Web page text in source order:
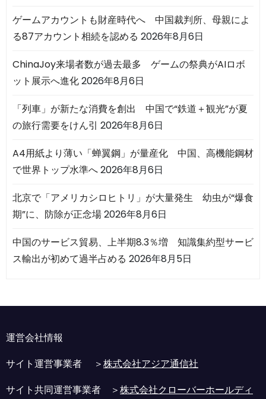
ゲームアカウントも財産時代へ 中国裁判所、母親によ
る87アカウント相続を認める 2026年8月6日
ChinaJoy来場者数が過去最多 ゲームの祭典がAIロボ
ット展示へ進化2026年8月6日
「列車」が新たな消費を創出 中国で“鉄道＋観光”が夏
の旅行需要をけん引 2026年8月6日
A4用紙より薄い「蝉翼鋼」が量産化 中国、高機能鋼材
で世界トップ水準へ2026年8月6日
北京で「アメリカシロヒトリ」が大量発生 幼虫が“爆食
期”に、防除が正念場2026年8月6日
中国のサービス貿易、上半期8.3％増 知識集約型サービ
ス輸出が初めて過半占める 2026年8月5日
運営会社情報
サイト運営事業者 ＞株式会社アジア通信社
サイト共同運営事業者 ＞株式会社クローバーホールディ